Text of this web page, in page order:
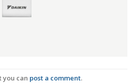
you can post a comment.